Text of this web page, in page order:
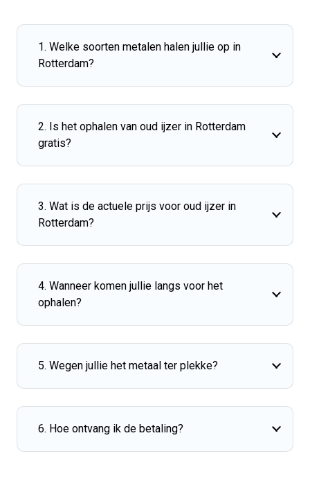
1. Welke soorten metalen halen jullie op in
Rotterdam?
2. Is het ophalen van oud ijzer in Rotterdam
gratis?
3. Wat is de actuele prijs voor oud ijzer in
Rotterdam?
4. Wanneer komen jullie langs voor het
ophalen?
5. Wegen jullie het metaal ter plekke?
6. Hoe ontvang ik de betaling?